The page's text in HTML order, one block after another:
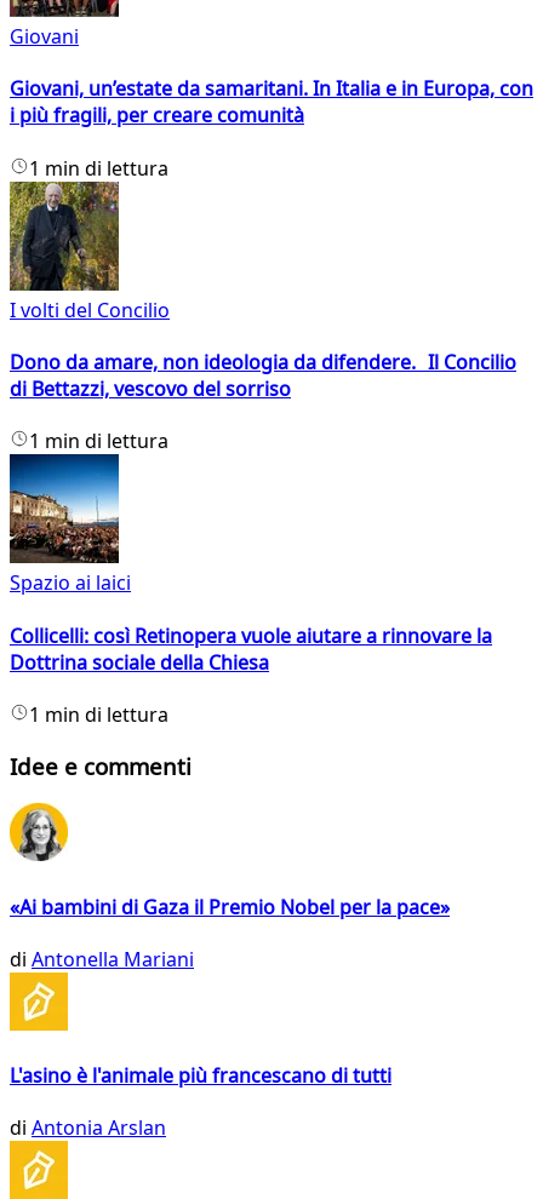
Giovani
Giovani, un’estate da samaritani. In Italia e in Europa, con
i più fragili, per creare comunità
1 min di lettura
I volti del Concilio
Dono da amare, non ideologia da difendere. Il Concilio
di Bettazzi, vescovo del sorriso
1 min di lettura
Spazio ai laici
Collicelli: così Retinopera vuole aiutare a rinnovare la
Dottrina sociale della Chiesa
1 min di lettura
Idee e commenti
«Ai bambini di Gaza il Premio Nobel per la pace»
di Antonella Mariani
L'asino è l'animale più francescano di tutti
di Antonia Arslan